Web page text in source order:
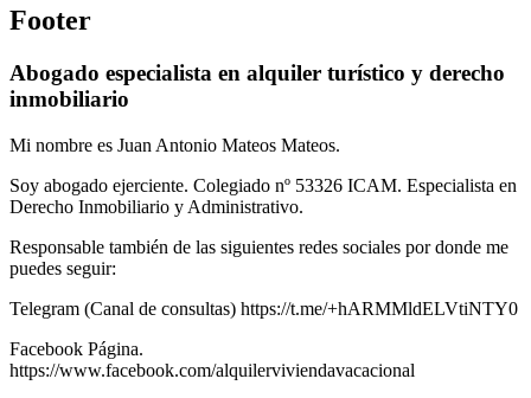
Footer
Abogado especialista en alquiler turístico y derecho
inmobiliario
Mi nombre es Juan Antonio Mateos Mateos.
Soy abogado ejerciente. Colegiado nº 53326 ICAM. Especialista en
Derecho Inmobiliario y Administrativo.
Responsable también de las siguientes redes sociales por donde me
puedes seguir:
Telegram (Canal de consultas) https://t.me/+hARMMldELVtiNTY0
Facebook Página.
https://www.facebook.com/alquilerviviendavacacional